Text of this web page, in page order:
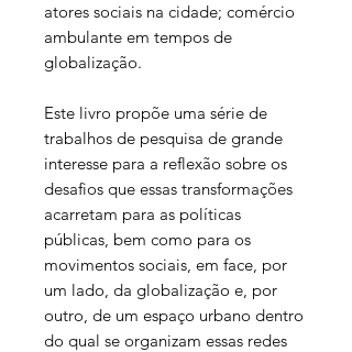
atores sociais na cidade; comércio
ambulante em tempos de
globalização.
Este livro propõe uma série de
trabalhos de pesquisa de grande
interesse para a reflexão sobre os
desafios que essas transformações
acarretam para as políticas
públicas, bem como para os
movimentos sociais, em face, por
um lado, da globalização e, por
outro, de um espaço urbano dentro
do qual se organizam essas redes